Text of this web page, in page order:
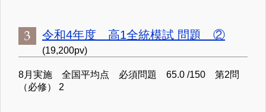
令和4年度 高1全統模試 問題 ②
(19,200pv)
8月実施 全国平均点 必須問題 65.0 /150 第2問
（必修） 2